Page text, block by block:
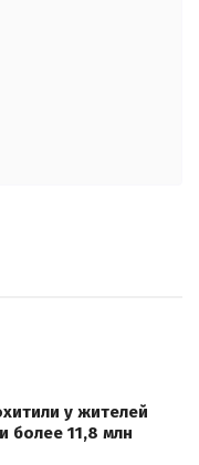
у жителей
более 11,8 млн